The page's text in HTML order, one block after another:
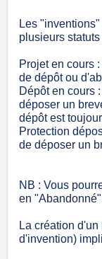
Les
plusieurs statuts
Projet en cours
de dépôt ou
Dépôt en cours
déposer un
dépôt est
Protection
de déposer un
NB : Vous
en
La création
d'invention)